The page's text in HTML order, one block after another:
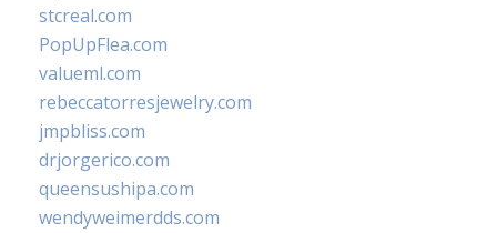
stcreal.com
PopUpFlea.com
valueml.com
rebeccatorresjewelry.com
jmpbliss.com
drjorgerico.com
queensushipa.com
wendyweimerdds.com